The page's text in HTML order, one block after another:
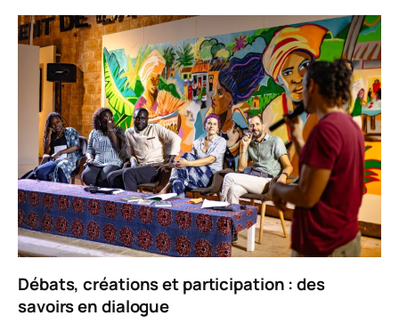
Débats, créations et participation : des
savoirs en dialogue